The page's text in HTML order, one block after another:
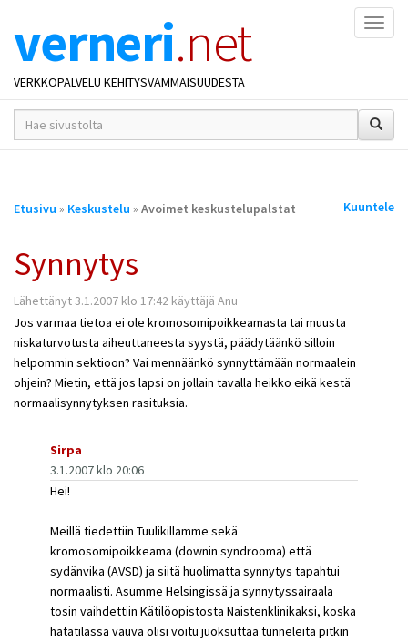
verneri.net
VERKKOPALVELU KEHITYSVAMMAISUUDESTA
hakusana(t)
*
Olet
Etusivu » Keskustelu » Avoimet keskustelupalstat Kuuntele
Synnytys
Lähettänyt 3.1.2007 klo 17:42 käyttäjä Anu
Jos varmaa tietoa ei ole kromosomipoikkeamasta tai muusta
niskaturvotusta aiheuttaneesta syystä, päädytäänkö silloin
helpommin sektioon? Vai mennäänkö synnyttämään normaalein
ohjein? Mietin, että jos lapsi on jollain tavalla heikko eikä kestä
normaalisynnytyksen rasituksia.
Sirpa
3.1.2007 klo 20:06
Hei!
Meillä tiedettiin Tuulikillamme sekä
kromosomipoikkeama (downin syndrooma) että
sydänvika (AVSD) ja siitä huolimatta synnytys tapahtui
normaalisti. Asumme Helsingissä ja synnytyssairaala
tosin vaihdettiin Kätilöopistosta Naistenklinikaksi, koska
hätätilassa vauva olisi voitu juoksuttaa tunneleita pitkin